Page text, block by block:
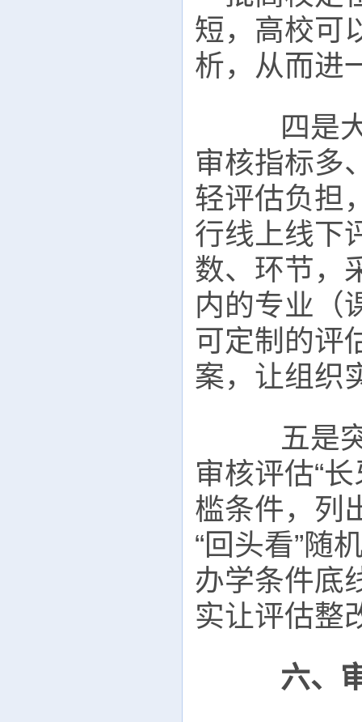
短，高校可
析，从而进
四是大
审核指标多
轻评估负担
行线上线下
数、环节，
内的专业（
可定制的评
案，让组织
五是突
审核评估“
槛条件，列
“回头看”随
办学条件底
实让评估整
六、